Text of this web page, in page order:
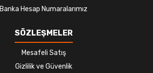
Banka Hesap Numaralarımız
SÖZLEŞMELER
Mesafeli Satış
Gizlilik ve Güvenlik